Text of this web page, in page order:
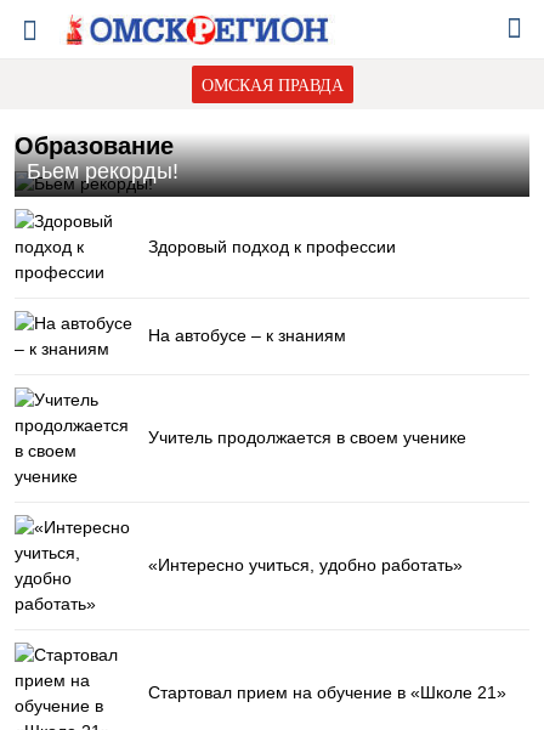
ОМСКАЯ ПРАВДА
Образование
Бьем рекорды!
Здоровый подход к профессии
На автобусе – к знаниям
Учитель продолжается в своем ученике
«Интересно учиться, удобно работать»
Стартовал прием на обучение в «Школе 21»